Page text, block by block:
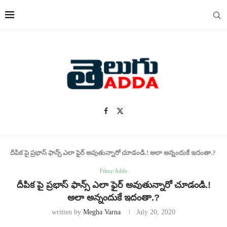
దీపిక పై ప్రభాస్ ఫాన్స్ ఎలా ఫైర్ అవుతున్నారో చూడండి.! అలా అన్నందుకే ఇదంతా.?
Filmy Adda
దీపిక పై ప్రభాస్ ఫాన్స్ ఎలా ఫైర్ అవుతున్నారో చూడండి.!
అలా అన్నందుకే ఇదంతా.?
written by Megha Varna July 20, 2020